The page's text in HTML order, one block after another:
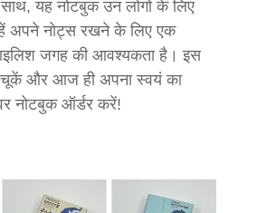
यह नोटबुक उन लोगों के लिए
अपने नोट्स रखने के लिए एक
जगह की आवश्यकता है। इस
चूकें और आज ही अपना स्वयं का
नोटबुक ऑर्डर करें!